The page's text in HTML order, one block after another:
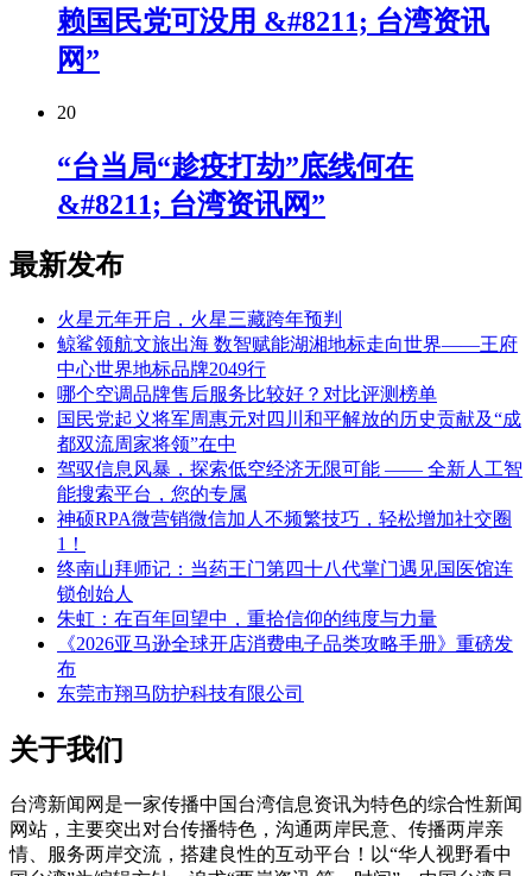
赖国民党可没用 &#8211; 台湾资讯
网”
20
“台当局“趁疫打劫”底线何在
&#8211; 台湾资讯网”
最新发布
火星元年开启，火星三藏跨年预判
鲸鲨领航文旅出海 数智赋能湖湘地标走向世界——王府
中心世界地标品牌2049行
哪个空调品牌售后服务比较好？对比评测榜单
国民党起义将军周惠元对四川和平解放的历史贡献及“成
都双流周家将领”在中
驾驭信息风暴，探索低空经济无限可能 —— 全新人工智
能搜索平台，您的专属
神硕RPA微营销微信加人不频繁技巧，轻松增加社交圈
1！
终南山拜师记：当药王门第四十八代掌门遇见国医馆连
锁创始人
朱虹：在百年回望中，重拾信仰的纯度与力量
《2026亚马逊全球开店消费电子品类攻略手册》重磅发
布
东莞市翔马防护科技有限公司
关于我们
台湾新闻网是一家传播中国台湾信息资讯为特色的综合性新闻
网站，主要突出对台传播特色，沟通两岸民意、传播两岸亲
情、服务两岸交流，搭建良性的互动平台！以“华人视野看中